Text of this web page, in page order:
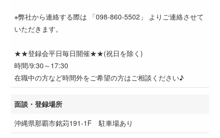
※弊社から連絡する際は 「098-860-5502」 よりご連絡させて
いただきます。
★★登録会平日毎日開催★★(祝日を除く)
時間/9:30～17:30
在職中の方など時間外をご希望の方はご相談ください♪
面談・登録場所
沖縄県那覇市銘苅191-1F 駐車場あり